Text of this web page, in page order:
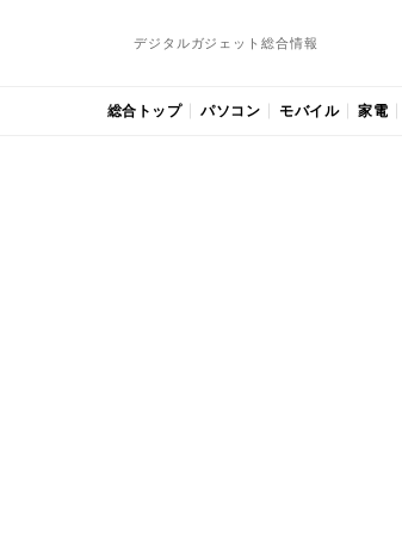
デジタルガジェット総合情報
総合トップ パソコン モバイル 家電